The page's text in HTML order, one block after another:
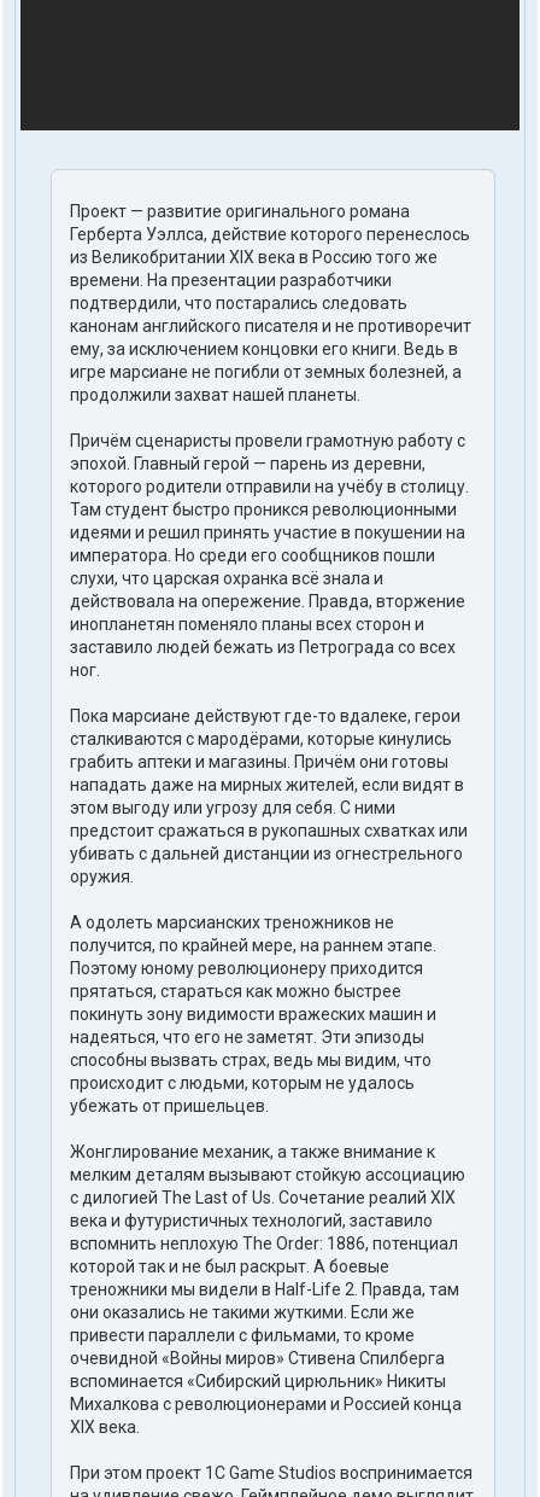
Проект — развитие оригинального романа
Герберта Уэллса, действие которого перенеслось
из Великобритании XIX века в Россию того же
времени. На презентации разработчики
подтвердили, что постарались следовать
канонам английского писателя и не противоречит
ему, за исключением концовки его книги. Ведь в
игре марсиане не погибли от земных болезней, а
продолжили захват нашей планеты.
Причём сценаристы провели грамотную работу с
эпохой. Главный герой — парень из деревни,
которого родители отправили на учёбу в столицу.
Там студент быстро проникся революционными
идеями и решил принять участие в покушении на
императора. Но среди его сообщников пошли
слухи, что царская охранка всё знала и
действовала на опережение. Правда, вторжение
инопланетян поменяло планы всех сторон и
заставило людей бежать из Петрограда со всех
ног.
Пока марсиане действуют где-то вдалеке, герои
сталкиваются с мародёрами, которые кинулись
грабить аптеки и магазины. Причём они готовы
нападать даже на мирных жителей, если видят в
этом выгоду или угрозу для себя. С ними
предстоит сражаться в рукопашных схватках или
убивать с дальней дистанции из огнестрельного
оружия.
А одолеть марсианских треножников не
получится, по крайней мере, на раннем этапе.
Поэтому юному революционеру приходится
прятаться, стараться как можно быстрее
покинуть зону видимости вражеских машин и
надеяться, что его не заметят. Эти эпизоды
способны вызвать страх, ведь мы видим, что
происходит с людьми, которым не удалось
убежать от пришельцев.
Жонглирование механик, а также внимание к
мелким деталям вызывают стойкую ассоциацию
с дилогией The Last of Us. Сочетание реалий XIX
века и футуристичных технологий, заставило
вспомнить неплохую The Order: 1886, потенциал
которой так и не был раскрыт. А боевые
треножники мы видели в Half-Life 2. Правда, там
они оказались не такими жуткими. Если же
привести параллели с фильмами, то кроме
очевидной «Войны миров» Стивена Спилберга
вспоминается «Сибирский цирюльник» Никиты
Михалкова с революционерами и Россией конца
XIX века.
При этом проект 1С Game Studios воспринимается